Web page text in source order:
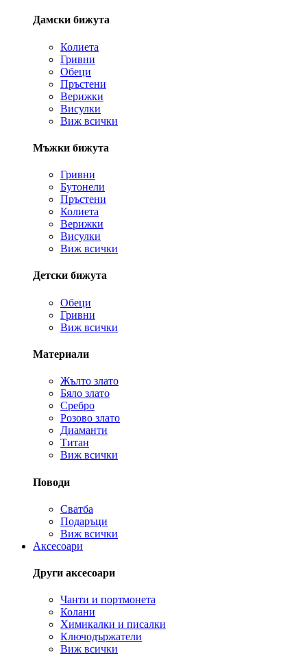
Дамски бижута
Колиета
Гривни
Обеци
Пръстени
Верижки
Висулки
Виж всички
Мъжки бижута
Гривни
Бутонели
Пръстени
Колиета
Верижки
Висулки
Виж всички
Детски бижута
Обеци
Гривни
Виж всички
Материали
Жълто злато
Бяло злато
Сребро
Розово злато
Диаманти
Титан
Виж всички
Поводи
Сватба
Подаръци
Виж всички
Аксесоари
Други аксесоари
Чанти и портмонета
Колани
Химикалки и писалки
Ключодържатели
Виж всички